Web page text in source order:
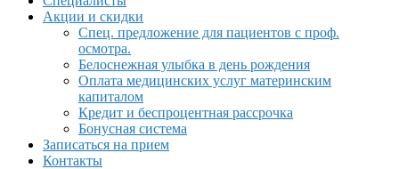
Акции и скидки
Спец. предложение для пациентов с проф.
осмотра.
Белоснежная улыбка в день рождения
Оплата медицинских услуг материнским
капиталом
Кредит и беспроцентная рассрочка
Бонусная система
Записаться на прием
Контакты